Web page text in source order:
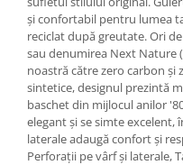
și confortabil pentru lumea
reciclat după greutate. Ori
sau denumirea Next Nature
noastră către zero carbon și
sintetice, designul prezintă
baschet din mijlocul anilor
elegant și se simte excelent,
laterale adaugă confort și
Perforații pe vârf și laterale,